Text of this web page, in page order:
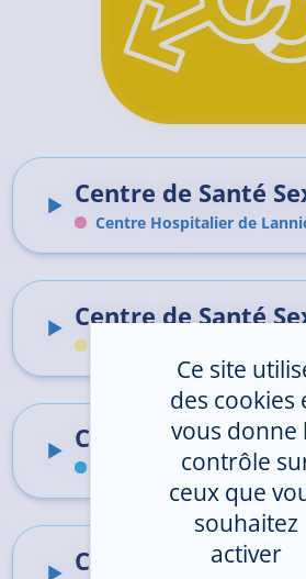
Centre de Santé
Centre Hospitalier de
Centre de Santé
Centre de Santé
Hôpital de proximité de
Centre de Santé
Ce site
des cookies
vous donne
contrôle
ceux que
souhaitez
activer